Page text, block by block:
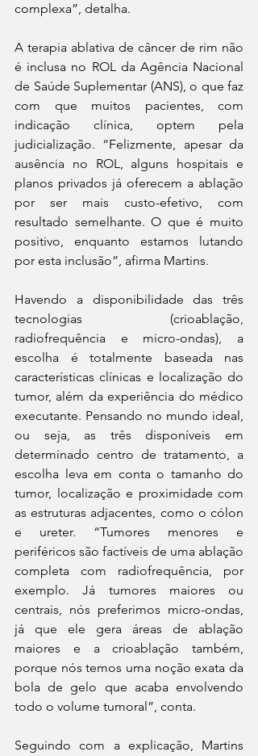
complexa”, detalha.
A terapia ablativa de câncer de rim não
é inclusa no ROL da Agência Nacional
de Saúde Suplementar (ANS), o que faz
com que muitos pacientes, com
indicação clínica, optem pela
judicialização. “Felizmente, apesar da
ausência no ROL, alguns hospitais e
planos privados já oferecem a ablação
por ser mais custo-efetivo, com
resultado semelhante. O que é muito
positivo, enquanto estamos lutando
por esta inclusão”, afirma Martins.
Havendo a disponibilidade das três
tecnologias (crioablação,
radiofrequência e micro-ondas), a
escolha é totalmente baseada nas
características clínicas e localização do
tumor, além da experiência do médico
executante. Pensando no mundo ideal,
ou seja, as três disponíveis em
determinado centro de tratamento, a
escolha leva em conta o tamanho do
tumor, localização e proximidade com
as estruturas adjacentes, como o cólon
e ureter. “Tumores menores e
periféricos são factíveis de uma ablação
completa com radiofrequência, por
exemplo. Já tumores maiores ou
centrais, nós preferimos micro-ondas,
já que ele gera áreas de ablação
maiores e a crioablação também,
porque nós temos uma noção exata da
bola de gelo que acaba envolvendo
todo o volume tumoral”, conta.
Seguindo com a explicação, Martins